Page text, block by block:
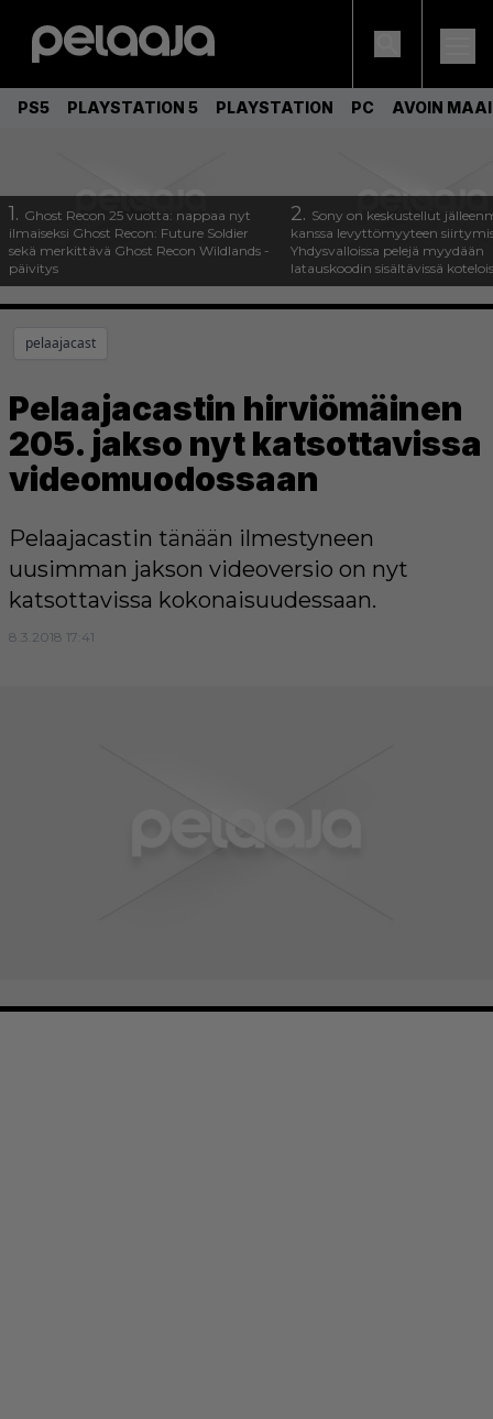
PS5 PLAYSTATION 5 PLAYSTATION PC AVOIN
1. Ghost Recon 25 vuotta: nappaa nyt
ilmaiseksi Ghost Recon: Future Soldier
sekä merkittävä Ghost Recon Wildlands -
päivitys
2. Sony on keskustellut
kanssa levyttömyyteen
Yhdysvalloissa pelejä myydään
latauskoodin sisältävissä
pelaajacast
Pelaajacastin hirviömäinen
205. jakso nyt katsottavissa
videomuodossaan
Pelaajacastin tänään ilmestyneen
uusimman jakson videoversio on nyt
katsottavissa kokonaisuudessaan.
8.3.2018 17:41